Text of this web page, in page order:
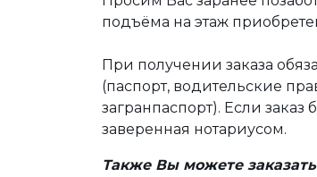
подъёма на этаж
При получении заказа
(паспорт, водительские
загранпаспорт). Если
заверенная нотариусом.
Также Вы можете